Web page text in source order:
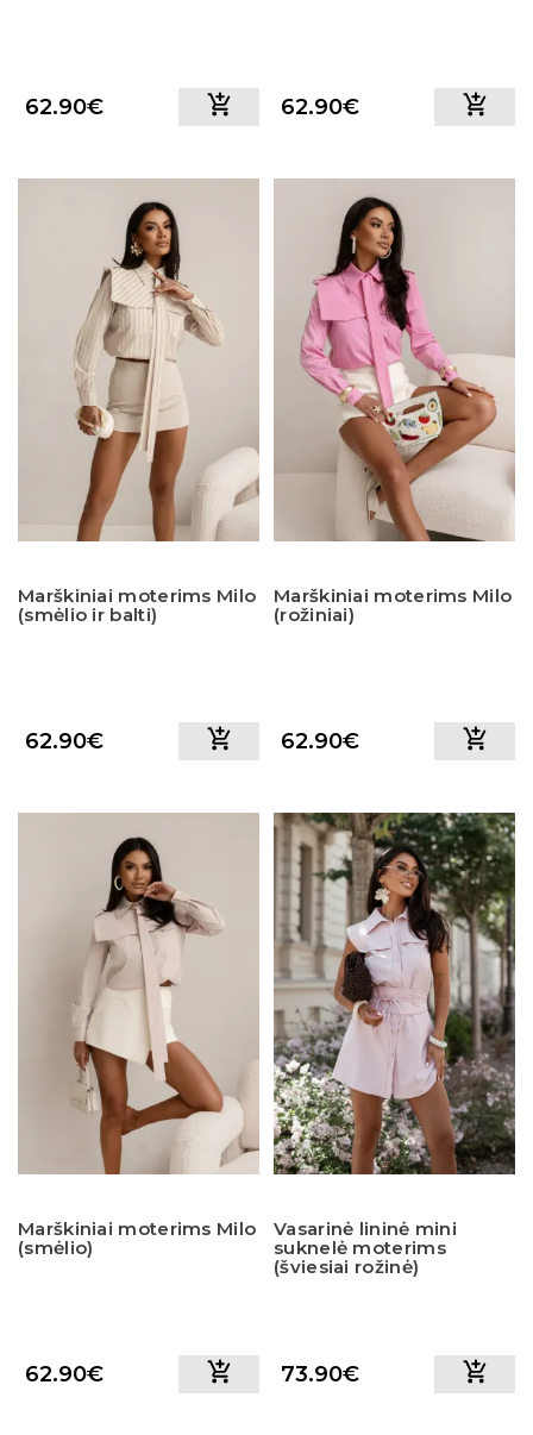
62.90€ 62.90€
Marškiniai moterims Milo
(smėlio ir balti)
62.90€
Marškiniai moterims Milo
(rožiniai)
62.90€
Marškiniai moterims Milo
(smėlio)
62.90€
Vasarinė lininė mini
suknelė moterims
(šviesiai rožinė)
73.90€